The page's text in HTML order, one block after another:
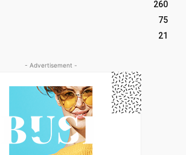
260
75
21
- Advertisement -